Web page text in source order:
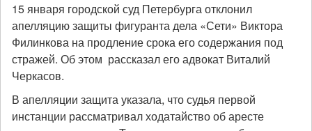
15 января городской суд Петербурга отклонил
апелляцию защиты фигуранта дела «Сети» Виктора
Филинкова на продление срока его содержания под
стражей. Об этом рассказал его адвокат Виталий
Черкасов.
В апелляции защита указала, что судья первой
инстанции рассматривал ходатайство об аресте